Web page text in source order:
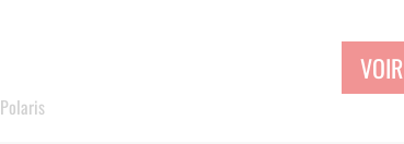
Polaris